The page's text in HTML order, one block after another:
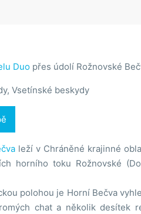
Duopřes údolí Rožnovské
Vsetínské beskydy
leží v Chráněné krajinné
horního toku Rožnovské
polohou je Horní Bečva
chat a několik desítek